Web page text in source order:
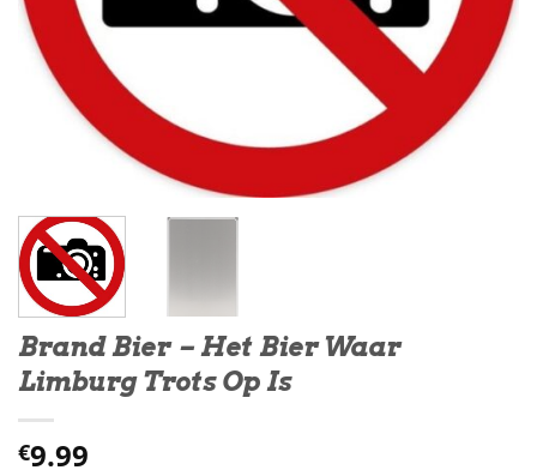
Brand Bier – Het Bier Waar
Limburg Trots Op Is
€9.99